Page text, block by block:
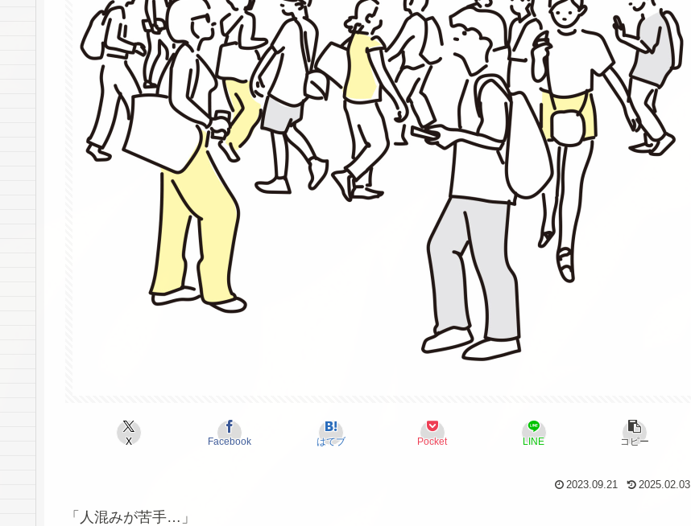
X Facebook はてブ Pocket LINE コピー
2023.09.21 2025.02.03
「人混みが苦手…」